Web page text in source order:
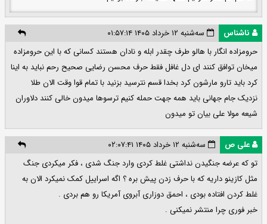
ناشناس
سه‌شنبه ۱۲ خرداد ۱۴۰۵ ۰۱:۵۷:۱۴
حرومزاده انگار با هالو طرف چقدر ابله و نادان هستند کسانی که با این حرومزاده
میخان توافق کنند ای دل غافل فقط حرف محسن رضایی صحیح رحم نباید به اینا
کرد باید تارو مارشون کرد بخدا قسم نترسید بزنید با تمام قوا وقت الان طلا
نزدیک جام جهانی باید همه جهت حمله کنیم ترسوها میدون خالی کنند دلاوران
شیعه مولا علی بیان تو میدون
علی ص
سه‌شنبه ۱۲ خرداد ۱۴۰۵ ۰۲:۰۷:۴۱
تو که عرضه جنگیدن نداشتی غلط کردی وارد جنگ شدی ، فکر میکردی جنگ
مثل کازینو داریه که با حرف زدن پیش بره ؟ اگه اسراییل کمک نمیکرد الان به
غلط کردن افتاده بودی ، احمق دوزاری آبروی آمریکا رو هم بردی .
خبر فوری چرا منتشر نمیکنی .